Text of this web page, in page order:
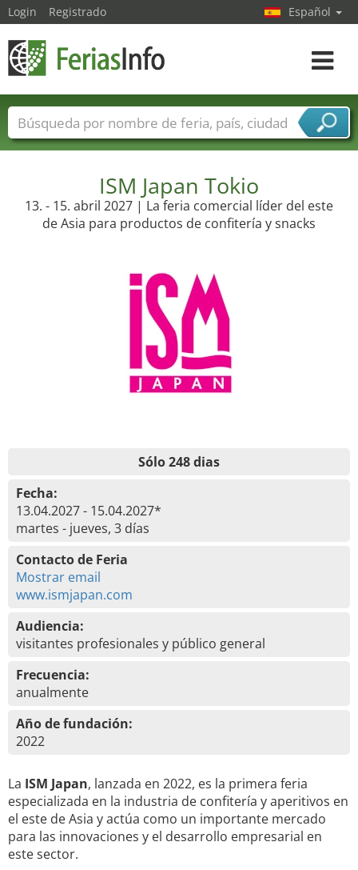
ISM Japan Tokio
13. - 15. abril 2027 | La feria comercial líder del este
de Asia para productos de confitería y snacks
Sólo 248 dias
Fecha:
13.04.2027 - 15.04.2027*
martes - jueves, 3 días
Contacto de Feria
Mostrar email
www.ismjapan.com
Audiencia:
visitantes profesionales y público general
Frecuencia:
anualmente
Año de fundación:
2022
La ISM Japan, lanzada en 2022, es la primera feria
especializada en la industria de confitería y aperitivos en
el este de Asia y actúa como un importante mercado
para las innovaciones y el desarrollo empresarial en
este sector.
Login Registrado Español
toggle
Nombres de ferias Países
Ciudades
Sectores de proveedor de servicios